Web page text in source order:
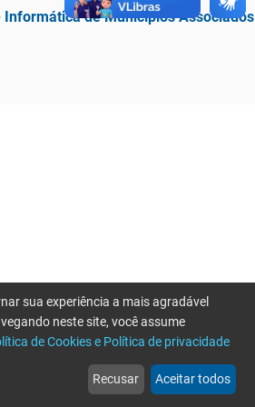
Informática de Municípios Associados
web
Notícias
more_horiz
Mais
sua experiência a mais agradável
neste site, você assume
de Cookies e Política de privacidade
Recusar Aceitar todos
por favor tente novamente